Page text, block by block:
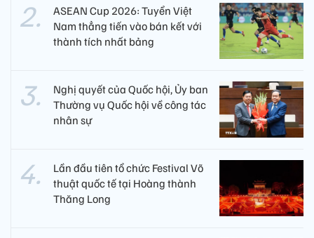
ASEAN Cup 2026: Tuyển Việt
Nam thẳng tiến vào bán kết với
thành tích nhất bảng
Nghị quyết của Quốc hội, Ủy ban
Thường vụ Quốc hội về công tác
nhân sự
Lần đầu tiên tổ chức Festival Võ
thuật quốc tế tại Hoàng thành
Thăng Long